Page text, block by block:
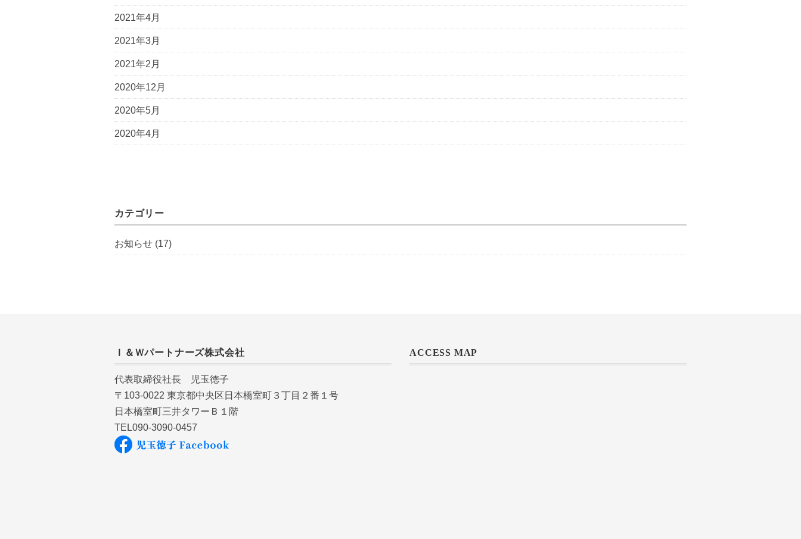
2021年4月
2021年3月
2021年2月
2020年12月
2020年5月
2020年4月
カテゴリー
お知らせ (17)
Ｉ＆Ｗパートナーズ株式会社
代表取締役社長 児玉徳子
〒103-0022 東京都中央区日本橋室町３丁目２番１号
日本橋室町三井タワーＢ１階
TEL090-3090-0457
ACCESS MAP